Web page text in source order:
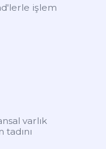
işlem
varlık